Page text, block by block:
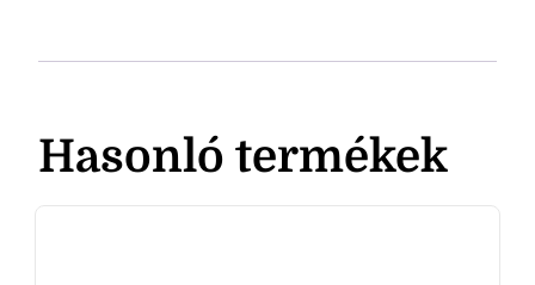
Hasonló termékek